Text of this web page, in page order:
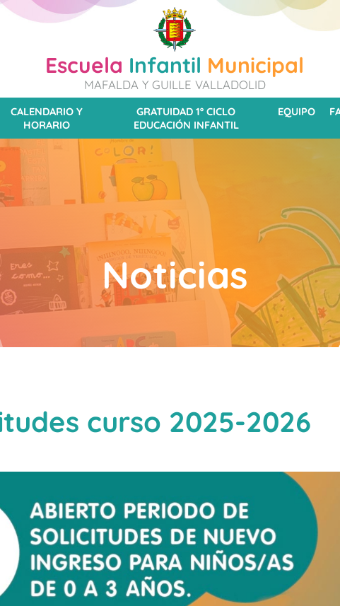
Escuela Infantil Municipal
MAFALDA Y GUILLE VALLADOLID
CALENDARIO Y
HORARIO
GRATUIDAD 1º CICLO
EDUCACIÓN INFANTIL
EQUIPO
Noticias
curso 2025-2026